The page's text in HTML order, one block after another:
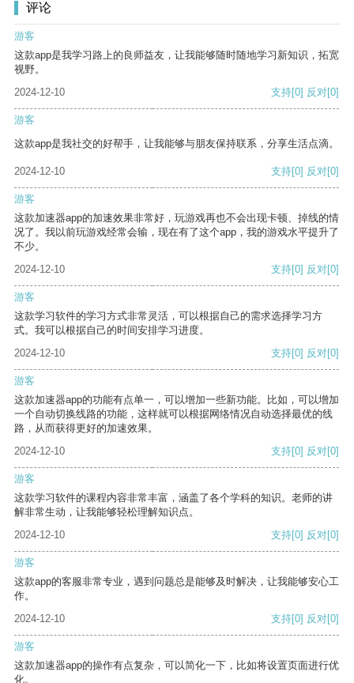
评论
游客
这款app是我学习路上的良师益友，让我能够随时随地学习新知识，拓宽
视野。
2024-12-10
支持[0] 反对[0]
游客
这款app是我社交的好帮手，让我能够与朋友保持联系，分享生活点滴。
2024-12-10 支持[0] 反对[0]
游客
这款加速器app的加速效果非常好，玩游戏再也不会出现卡顿、掉线的情
况了。我以前玩游戏经常会输，现在有了这个app，我的游戏水平提升了
不少。
2024-12-10
支持[0] 反对[0]
游客
这款学习软件的学习方式非常灵活，可以根据自己的需求选择学习方
式。我可以根据自己的时间安排学习进度。
2024-12-10
支持[0] 反对[0]
游客
这款加速器app的功能有点单一，可以增加一些新功能。比如，可以增加
一个自动切换线路的功能，这样就可以根据网络情况自动选择最优的线
路，从而获得更好的加速效果。
2024-12-10
支持[0] 反对[0]
游客
这款学习软件的课程内容非常丰富，涵盖了各个学科的知识。老师的讲
解非常生动，让我能够轻松理解知识点。
2024-12-10
支持[0] 反对[0]
游客
这款app的客服非常专业，遇到问题总是能够及时解决，让我能够安心工
作。
2024-12-10
支持[0] 反对[0]
游客
这款加速器app的操作有点复杂，可以简化一下，比如将设置页面进行优
化。